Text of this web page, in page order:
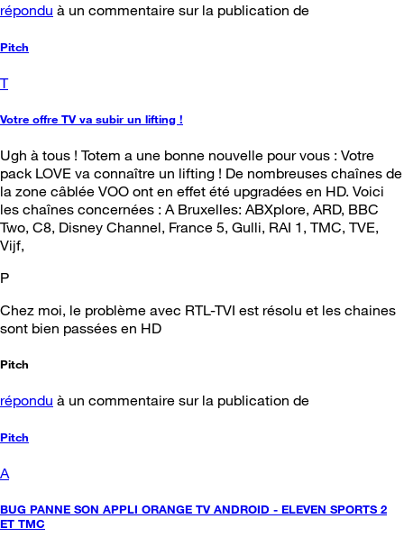
répondu à un commentaire sur la publication de
Pitch
T
Votre offre TV va subir un lifting !
Ugh à tous ! Totem a une bonne nouvelle pour vous : Votre
pack LOVE va connaître un lifting ! De nombreuses chaînes de
la zone câblée VOO ont en effet été upgradées en HD. Voici
les chaînes concernées : A Bruxelles: ABXplore, ARD, BBC
Two, C8, Disney Channel, France 5, Gulli, RAI 1, TMC, TVE,
Vijf,
P
Chez moi, le problème avec RTL-TVI est résolu et les chaines
sont bien passées en HD
Pitch
répondu à un commentaire sur la publication de
Pitch
A
BUG PANNE SON APPLI ORANGE TV ANDROID - ELEVEN SPORTS 2
ET TMC